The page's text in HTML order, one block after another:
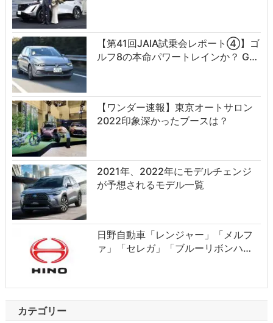
【第41回JAIA試乗会レポート④】ゴ
ルフ8の本命パワートレインか？ G…
【ワンダー速報】東京オートサロン
2022印象深かったブースは？
2021年、2022年にモデルチェンジ
が予想されるモデル一覧
日野自動車「レンジャー」「メルフ
ァ」「セレガ」「ブルーリボンハ…
カテゴリー